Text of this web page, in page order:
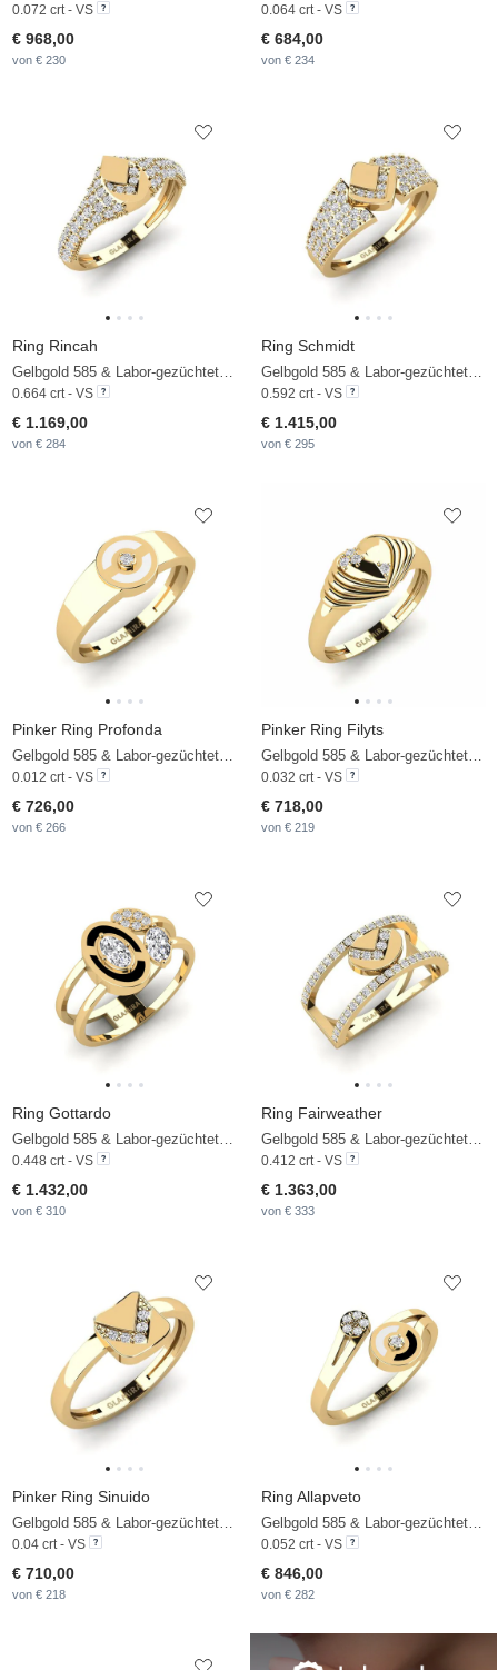
0.072 crt - VS
€ 968,00
von € 230
0.064 crt - VS
€ 684,00
von € 234
Ring Rincah
0.664 crt - VS
€ 1.169,00
von € 284
Ring Schmidt
0.592 crt - VS
€ 1.415,00
von € 295
Pinker Ring Profonda
0.012 crt - VS
€ 726,00
von € 266
Pinker Ring Filyts
0.032 crt - VS
€ 718,00
von € 219
Ring Gottardo
0.448 crt - VS
€ 1.432,00
von € 310
Ring Fairweather
0.412 crt - VS
€ 1.363,00
von € 333
Pinker Ring Sinuido
0.04 crt - VS
€ 710,00
von € 218
Ring Allapveto
0.052 crt - VS
€ 846,00
von € 282